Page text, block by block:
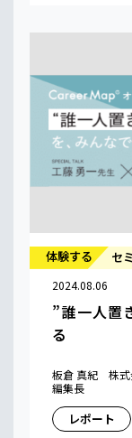
体験する セ
2024.08.06
”誰一人置
る
板倉 真紀 株式
編集長
レポート